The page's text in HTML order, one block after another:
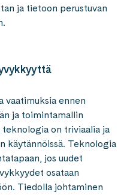
ja tietoon perustuvan
vaatimuksia ennen
ja toimintamallin
teknologia on triviaalia ja
käytännöissä. Teknologia
jos uudet
osataan
Tiedolla johtaminen